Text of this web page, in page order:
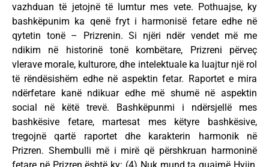
vazhduan të jetojnë të lumtur mes vete. Pothuajse, ky
bashkëpunim ka qenë fryt i harmonisë fetare edhe në
qytetin tonë – Prizrenin. Si njëri ndër vendet më me
ndikim në historinë tonë kombëtare, Prizreni përveç
vlerave morale, kulturore, dhe intelektuale ka luajtur një rol
të rëndësishëm edhe në aspektin fetar. Raportet e mira
ndërfetare kanë ndikuar edhe më shumë në aspektin
social në këtë trevë. Bashkëpunmi i ndërsjellë mes
bashkësive fetare, martesat mes këtyre bashkësive,
tregojnë qartë raportet dhe karakterin harmonik në
Prizren. Shembulli më i mirë që përshkruan harmoninë
fetare në Prizren është ky: (4) Nuk mund ta quajmë Hyjin,